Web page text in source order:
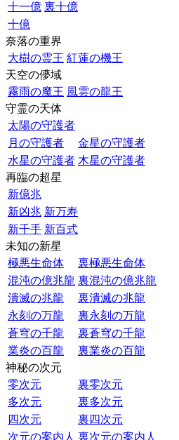
十一億 裏十億
十億
奈落の重界
大樹の霊王 紅蓮の機王
天空の儚域
霧雨の魔王 風雲の龍王
守霊の天体
太陽の守護者
月の守護者
金星の守護者
水星の守護者 木星の守護者
再臨の超星
新億兆
新凶兆 新万寿
新千手 新百式
未知の新星
極悪生命体
裏極悪生命体
混沌の億兆龍 裏混沌の億兆龍
潰滅の兆龍
裏潰滅の兆龍
永刻の万龍
裏永刻の万龍
蒼穹の千龍
裏蒼穹の千龍
業炎の百龍
裏業炎の百龍
神秘の次元
零次元
裏零次元
多次元
裏多次元
四次元
裏四次元
次元の案内人 裏次元の案内人